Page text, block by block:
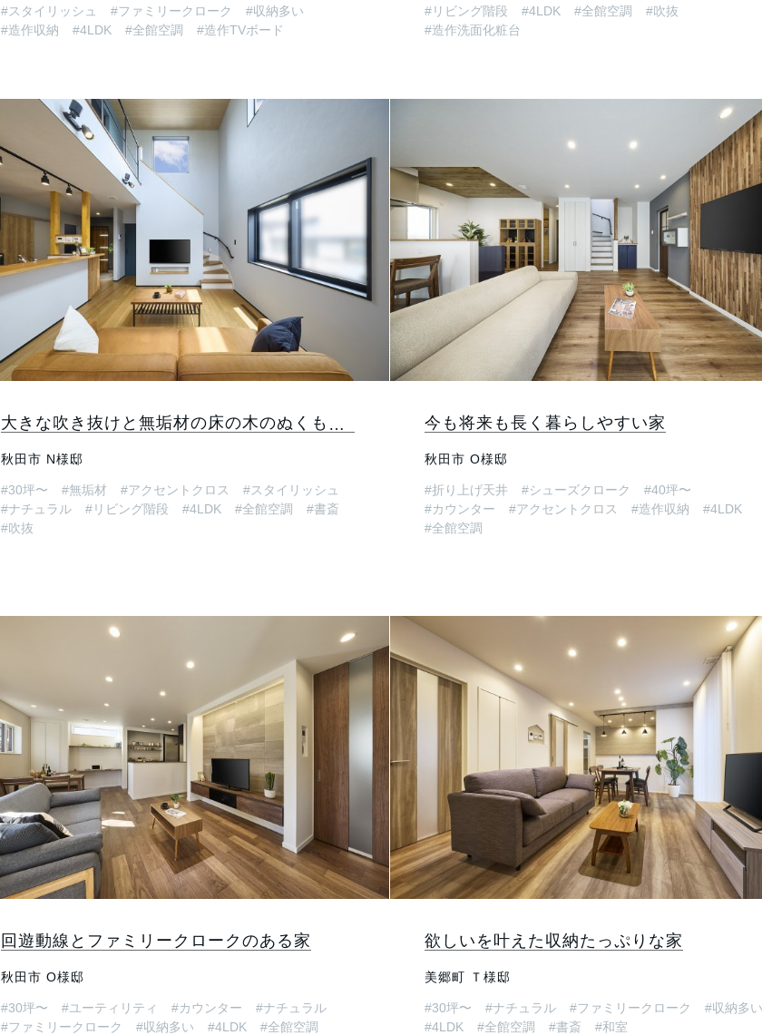
#スタイリッシュ
#ファミリークローク
#収納多い
#造作収納
#4LDK #全館空調 #造作TVボード
#リビング階段
#4LDK #全館空調
#吹抜
#造作洗面化粧台
秋田市 N様邸
#30坪〜 #無垢材 #アクセントクロス
#スタイリッシュ
#ナチュラル
#リビング階段 #4LDK #全館空調
#書斎
#吹抜
今も将来も長く暮らしやすい家
秋田市 O様邸
#折り上げ天井 #シューズクローク
#40坪〜
#カウンター
#アクセントクロス #造作収納
#4LDK
#全館空調
回遊動線とファミリークロークのある家
秋田市 O様邸
#30坪〜 #ユーティリティ #カウンター
#ナチュラル
#ファミリークローク
#収納多い #4LDK
#全館空調
欲しいを叶えた収納たっぷりな家
美郷町 Ｔ様邸
#30坪〜 #ナチュラル #ファミリークローク
#収納多い
#4LDK
#全館空調 #書斎 #和室